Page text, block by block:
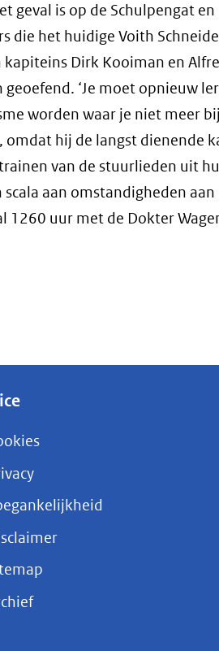
geval is op de Schulpengat
het huidige Voith
Dirk Kooiman en
‘Je moet opnieuw
worden waar je niet meer
hij de langst dienende
van de stuurlieden uit
aan omstandigheden
uur met de Dokter
(opent